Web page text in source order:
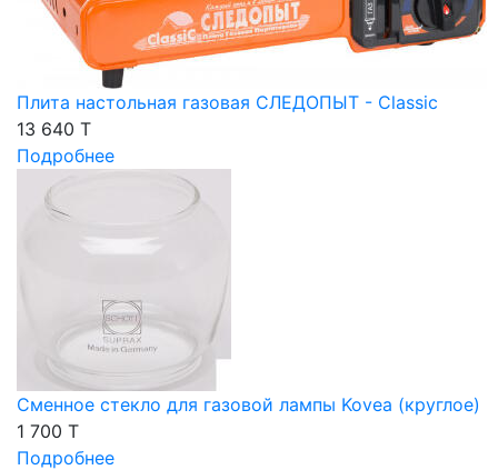
Плита настольная газовая СЛЕДОПЫТ - Classic
13 640 T
Подробнее
Сменное стекло для газовой лампы Kovea (круглое)
1 700 T
Подробнее